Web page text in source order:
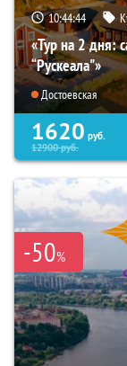
10:44:42
«Тур на 2 дня:
“Рускеала"»
Достоевская
1620 руб.
12900руб.
-50%